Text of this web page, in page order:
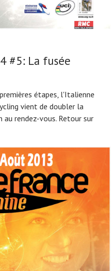
#5: La fusée
étapes, l'Italienne
vient de doubler la
au rendez-vous. Retour sur